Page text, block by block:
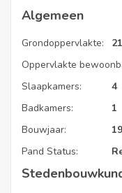
* Ledverlichting
Instapklaar,
* Overal nieuwe
Ben je op zoek naar
meteen zeer centrale
Algemeen
Grondoppervlakte:
Oppervlakte
Slaapkamers:
4
Badkamers:
1
Bouwjaar:
Pand Status: